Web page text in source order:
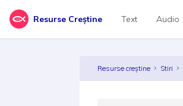
Resurse Creștine Text Audio
Resurse creștine Stiri